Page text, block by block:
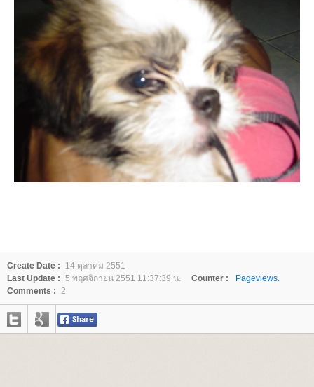
Create Date :
14 ตุลาคม 2551
Last Update : 5 พฤศจิกายน 2551 11:37:39 น. Counter :
Pageviews.
Comments : 2